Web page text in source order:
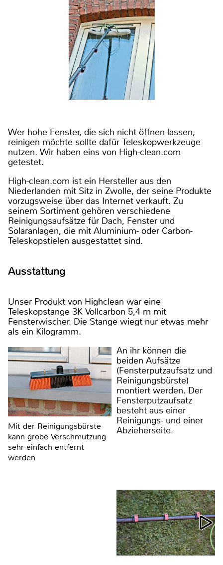
Wer hohe Fenster, die sich nicht öffnen lassen,
reinigen möchte sollte dafür Teleskopwerkzeuge
nutzen. Wir haben eins von High-clean.com
getestet.
High-clean.com ist ein Hersteller aus den
Niederlanden mit Sitz in Zwolle, der seine Produkte
vorzugsweise über das Internet verkauft. Zu
seinem Sortiment gehören verschiedene
Reinigungsaufsätze für Dach, Fenster und
Solaranlagen, die mit Aluminium- oder Carbon-
Teleskopstielen ausgestattet sind.
Ausstattung
Unser Produkt von Highclean war eine
Teleskopstange 3K Vollcarbon 5,4 m mit
Fensterwischer. Die Stange wiegt nur etwas mehr
als ein Kilogramm.
Mit der Reinigungsbürste
kann grobe Verschmutzung
sehr einfach entfernt
werden
An ihr können die
beiden Aufsätze
(Fensterputzaufsatz und
Reinigungsbürste)
montiert werden. Der
Fensterputzaufsatz
besteht aus einer
Reinigungs- und einer
Abzieherseite.